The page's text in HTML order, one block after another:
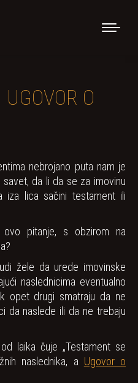
O
nebrojano puta nam je
da li da se za imovinu
iza lica sačini testament ili
pitanje, s obzirom na
žele da urede imovinske
naslednicima eventualno
opet drugi smatraju da ne
da naslede ili da ne trebaju
laika čuje „Testament se
naslednika, a Ugovor o